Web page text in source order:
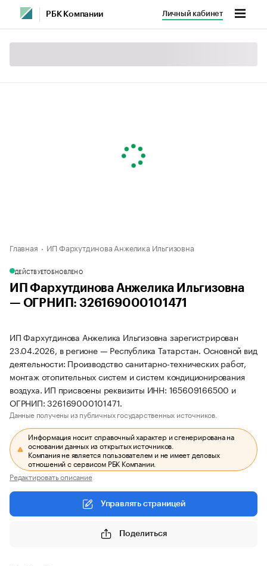
РБК Компании Личный кабинет
Главная ИП Фархутдинова Анжелика Ильгизовна
ДЕЙСТВУЕТОБНОВЛЕНО
ИП Фархутдинова Анжелика Ильгизовна
— ОГРНИП: 326169000101471
ИП Фархутдинова Анжелика Ильгизовна зарегистрирован
23.04.2026, в регионе — Республика Татарстан. Основной вид
деятельности: Производство санитарно-технических работ,
монтаж отопительных систем и систем кондиционирования
воздуха. ИП присвоены реквизиты ИНН: 165609166500 и
ОГРНИП: 326169000101471.
Данные получены из публичных государственных источников.
Информация носит справочный характер и сгенерирована на
основании данных из открытых источников.
Компания не является пользователем и не имеет деловых
отношений с сервисом РБК Компании.
Редактировать описание
Управлять страницей
Поделиться